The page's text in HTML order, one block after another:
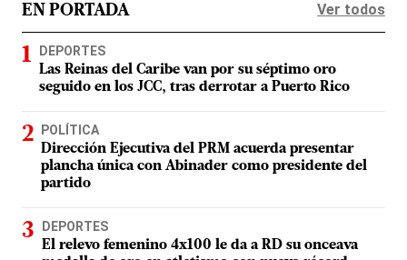
EN PORTADA Ver todos
DEPORTES
Las Reinas del Caribe van por su séptimo oro
seguido en los JCC, tras derrotar a Puerto Rico
POLÍTICA
Dirección Ejecutiva del PRM acuerda presentar
plancha única con Abinader como presidente del
partido
DEPORTES
El relevo femenino 4x100 le da a RD su onceava